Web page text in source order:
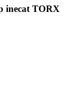
inecat TORX